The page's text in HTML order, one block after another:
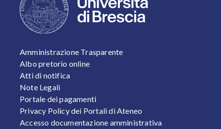
FOOTER 1
Amministrazione Trasparente
Albo pretorio online
Atti di notifica
Note Legali
Portale dei pagamenti
Privacy Policy dei Portali di Ateneo
Accesso documentazione amministrativa